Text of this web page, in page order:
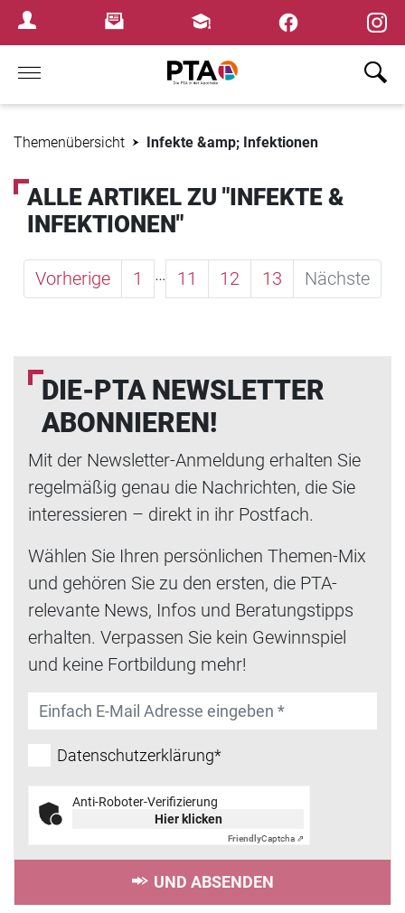
Login MenuNewsletterFortbildungen
Home
Themenübersicht Infekte &amp; Infektionen
ALLE ARTIKEL ZU "INFEKTE &
INFEKTIONEN"
Vorherige 1 … 11 12 13 Nächste
DIE-PTA NEWSLETTER
ABONNIEREN!
Mit der Newsletter-Anmeldung erhalten Sie
regelmäßig genau die Nachrichten, die Sie
interessieren – direkt in ihr Postfach.
Wählen Sie Ihren persönlichen Themen-Mix
und gehören Sie zu den ersten, die PTA-
relevante News, Infos und Beratungstipps
erhalten. Verpassen Sie kein Gewinnspiel
und keine Fortbildung mehr!
Datenschutzerklärung*
Anti-Roboter-Verifizierung
Hier klicken
FriendlyCaptcha ⇗
UND ABSENDEN
×